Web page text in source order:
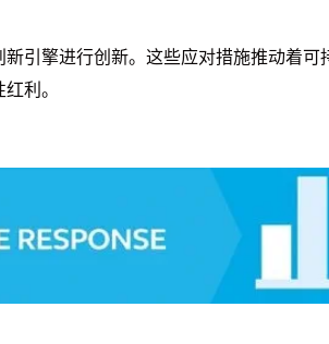
引擎进行创新。这些应对措施推动着
利。